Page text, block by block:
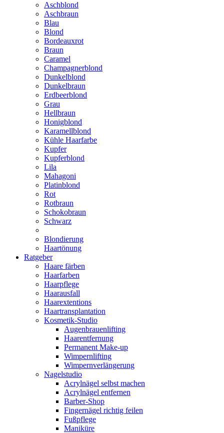
Aschblond
Aschbraun
Blau
Blond
Bordeauxrot
Braun
Caramel
Champagnerblond
Dunkelblond
Dunkelbraun
Erdbeerblond
Grau
Hellbraun
Honigblond
Karamellblond
Kühle Haarfarbe
Kupfer
Kupferblond
Lila
Mahagoni
Platinblond
Rot
Rotbraun
Schokobraun
Schwarz
Blondierung
Haartönung
Ratgeber
Haare färben
Haarfarben
Haarpflege
Haarausfall
Haarextentions
Haartransplantation
Kosmetik-Studio
Augenbrauenlifting
Haarentfernung
Permanent Make-up
Wimpernlifting
Wimpernverlängerung
Nagelstudio
Acrylnägel selbst machen
Acrylnägel entfernen
Barber-Shop
Fingernägel richtig feilen
Fußpflege
Maniküre